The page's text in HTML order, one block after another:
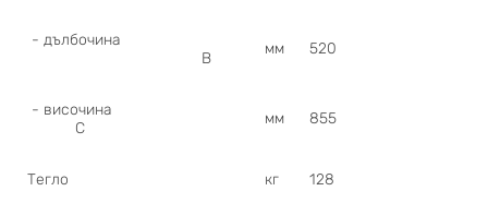
- дълбочина
B
мм 520
- височина
C
мм 855
Тегло кг 128